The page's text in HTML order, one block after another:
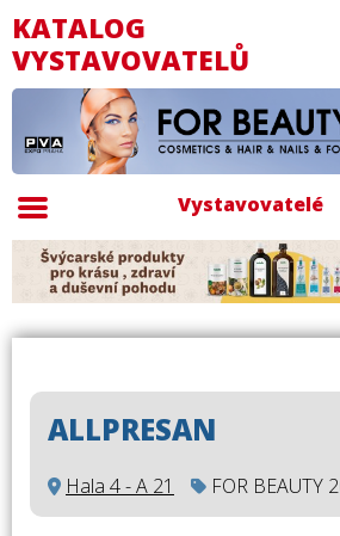
KATALOG
VYSTAVOVATELŮ
Vystavovatelé
ALLPRESAN
Hala 4 - A 21 FOR BEAUTY